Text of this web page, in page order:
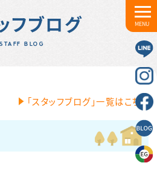
MENU
フブログ
STAFF BLOG
「スタッフブログ」一覧はこちら